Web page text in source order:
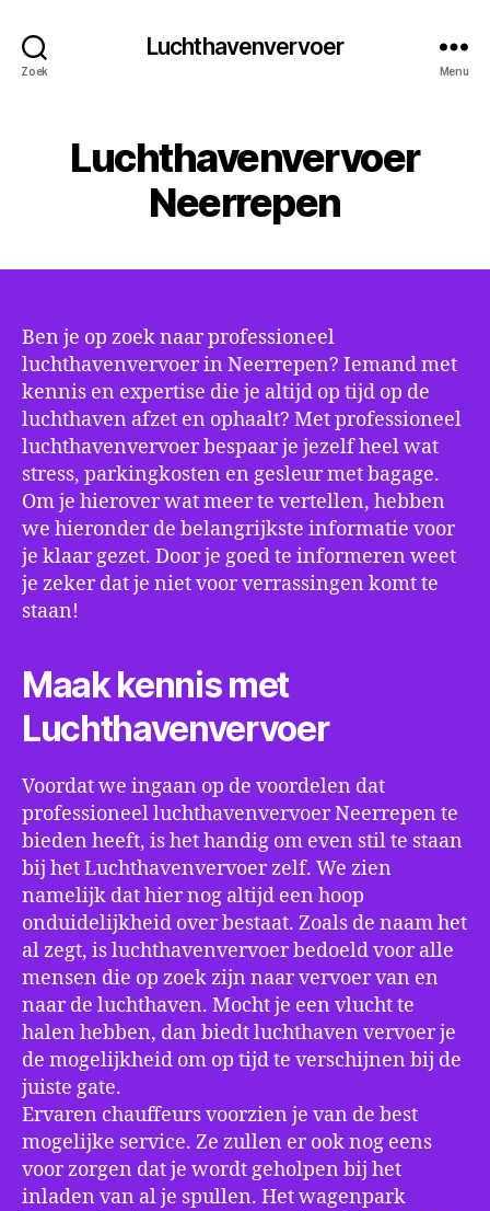
Zoek
Luchthavenvervoer
Menu
Luchthavenvervoer
Neerrepen
Ben je op zoek naar professioneel
luchthavenvervoer in Neerrepen? Iemand met
kennis en expertise die je altijd op tijd op de
luchthaven afzet en ophaalt? Met professioneel
luchthavenvervoer bespaar je jezelf heel wat
stress, parkingkosten en gesleur met bagage.
Om je hierover wat meer te vertellen, hebben
we hieronder de belangrijkste informatie voor
je klaar gezet. Door je goed te informeren weet
je zeker dat je niet voor verrassingen komt te
staan!
Maak kennis met
Luchthavenvervoer
Voordat we ingaan op de voordelen dat
professioneel luchthavenvervoer Neerrepen te
bieden heeft, is het handig om even stil te staan
bij het Luchthavenvervoer zelf. We zien
namelijk dat hier nog altijd een hoop
onduidelijkheid over bestaat. Zoals de naam het
al zegt, is luchthavenvervoer bedoeld voor alle
mensen die op zoek zijn naar vervoer van en
naar de luchthaven. Mocht je een vlucht te
halen hebben, dan biedt luchthaven vervoer je
de mogelijkheid om op tijd te verschijnen bij de
juiste gate.
Ervaren chauffeurs voorzien je van de best
mogelijke service. Ze zullen er ook nog eens
voor zorgen dat je wordt geholpen bij het
inladen van al je spullen. Het wagenpark